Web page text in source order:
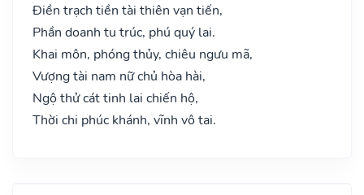
Điền trạch tiền tài thiên vạn tiến,
Phần doanh tu trúc, phú quý lai.
Khai môn, phóng thủy, chiêu ngưu mã,
Vượng tài nam nữ chủ hòa hài,
Ngộ thử cát tinh lai chiến hộ,
Thời chi phúc khánh, vĩnh vô tai.